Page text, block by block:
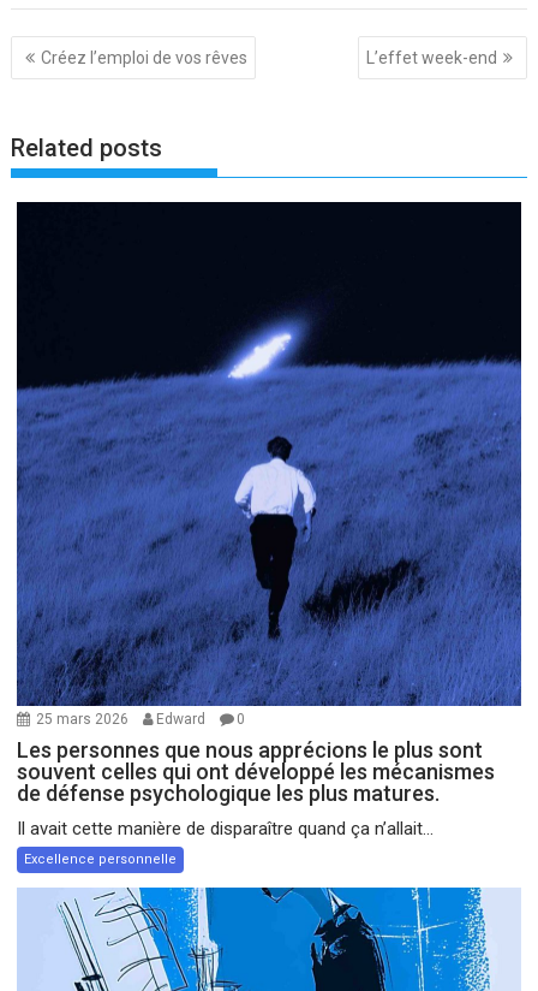
Navigation
de
Créez l’emploi de vos rêves L’effet week-end
Related posts
25 mars 2026 Edward 0
Les personnes que nous apprécions le plus sont
souvent celles qui ont développé les mécanismes
de défense psychologique les plus matures.
Il avait cette manière de disparaître quand ça n’allait...
Excellence personnelle